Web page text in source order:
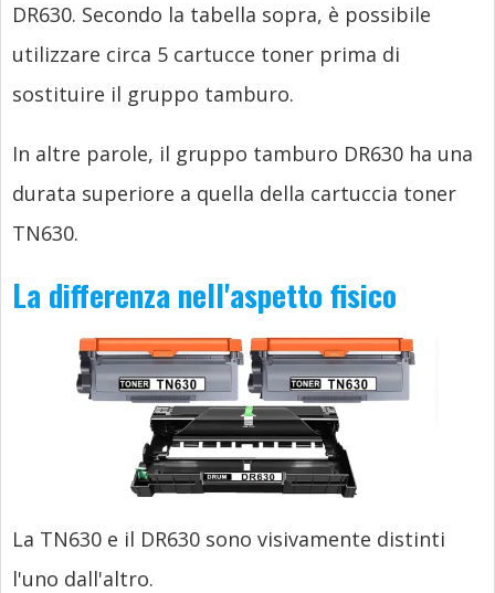
DR630. Secondo la tabella sopra, è possibile
utilizzare circa 5 cartucce toner prima di
sostituire il gruppo tamburo.
In altre parole, il gruppo tamburo DR630 ha una
durata superiore a quella della cartuccia toner
TN630.
La differenza nell'aspetto fisico
La TN630 e il DR630 sono visivamente distinti
l'uno dall'altro.